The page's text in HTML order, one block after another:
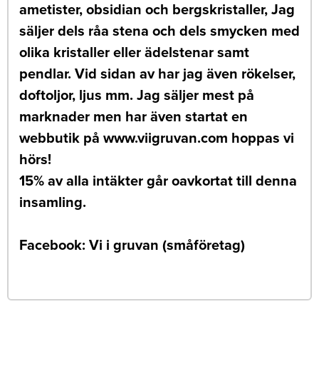
ametister, obsidian och bergskristaller, Jag
säljer dels råa stena och dels smycken med
olika kristaller eller ädelstenar samt
pendlar. Vid sidan av har jag även rökelser,
doftoljor, ljus mm. Jag säljer mest på
marknader men har även startat en
webbutik på www.viigruvan.com hoppas vi
hörs!
15% av alla intäkter går oavkortat till denna
insamling.
Facebook: Vi i gruvan (småföretag)